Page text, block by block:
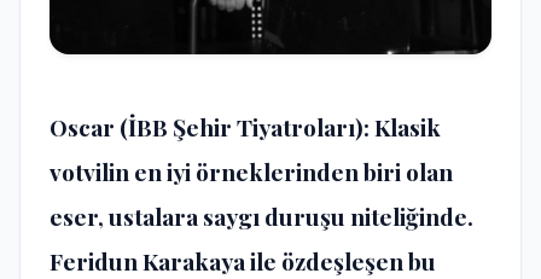
Oscar (İBB Şehir Tiyatroları): Klasik
votvilin en iyi örneklerinden biri olan
eser, ustalara saygı duruşu niteliğinde.
Feridun Karakaya ile özdeşleşen bu